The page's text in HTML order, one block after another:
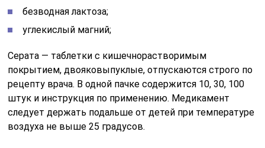
безводная лактоза;
углекислый магний;
Серата — таблетки с кишечнорастворимым
покрытием, двояковыпуклые, отпускаются строго по
рецепту врача. В одной пачке содержится 10, 30, 100
штук и инструкция по применению. Медикамент
следует держать подальше от детей при температуре
воздуха не выше 25 градусов.